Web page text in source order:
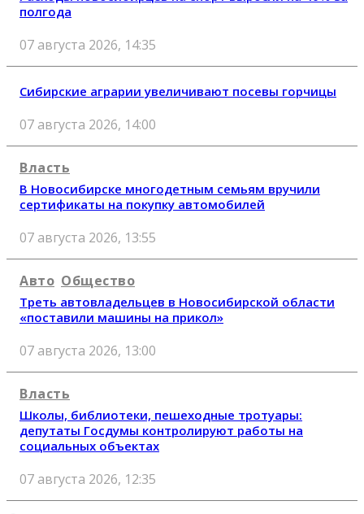
полгода
07 августа 2026, 14:35
Сибирские аграрии увеличивают посевы горчицы
07 августа 2026, 14:00
Власть
В Новосибирске многодетным семьям вручили
сертификаты на покупку автомобилей
07 августа 2026, 13:55
Авто Общество
Треть автовладельцев в Новосибирской области
«поставили машины на прикол»
07 августа 2026, 13:00
Власть
Школы, библиотеки, пешеходные тротуары:
депутаты Госдумы контролируют работы на
социальных объектах
07 августа 2026, 12:35